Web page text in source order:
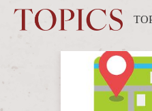
ประกาศ
station information
ข้อมูลแต่ละสถานี